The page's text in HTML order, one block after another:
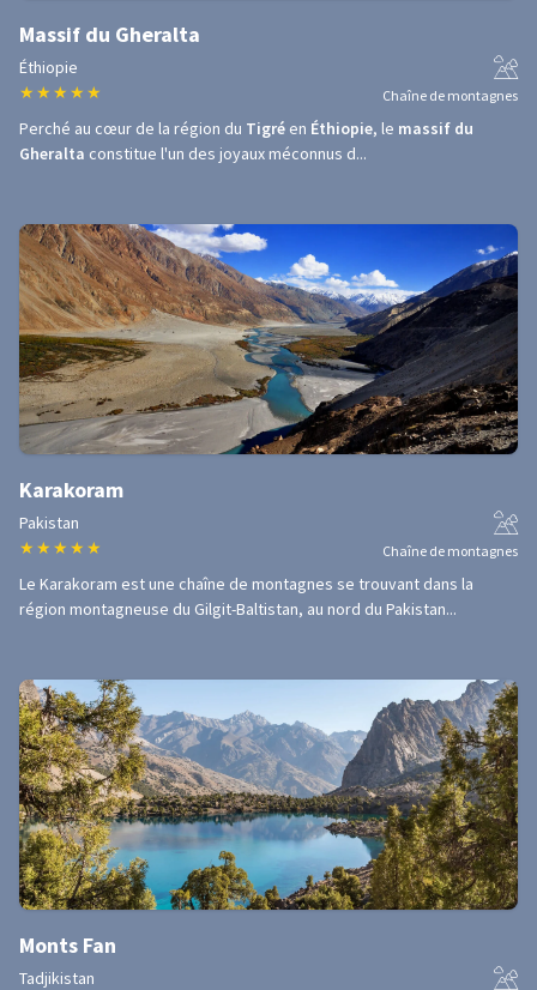
Massif du Gheralta
Éthiopie
★ ★ ★ ★ ★ Chaîne de montagnes
Perché au cœur de la région du Tigré en Éthiopie, le massif du
Gheralta constitue l'un des joyaux méconnus d...
Karakoram
Pakistan
★ ★ ★ ★ ★ Chaîne de montagnes
Le Karakoram est une chaîne de montagnes se trouvant dans la
région montagneuse du Gilgit-Baltistan, au nord du Pakistan...
Monts Fan
Tadjikistan